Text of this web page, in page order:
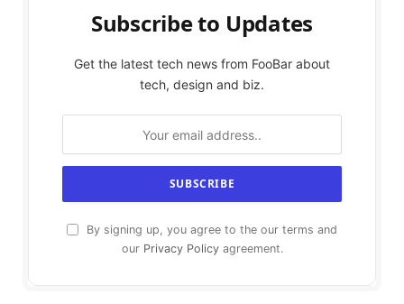
Subscribe to Updates
Get the latest tech news from FooBar about
tech, design and biz.
By signing up, you agree to the our terms and
our Privacy Policyagreement.